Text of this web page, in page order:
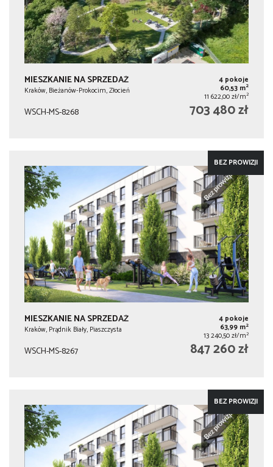
MIESZKANIE NA SPRZEDAŻ
Kraków, Bieżanów-Prokocim, Złocień
4 pokoje
60,53 m2
11 622,00 zł/m2
WSCH-MS-8268 703 480 zł
BEZ PROWIZJI
MIESZKANIE NA SPRZEDAŻ
Kraków, Prądnik Biały, Piaszczysta
4 pokoje
63,99 m2
13 240,50 zł/m2
WSCH-MS-8267 847 260 zł
BEZ PROWIZJI